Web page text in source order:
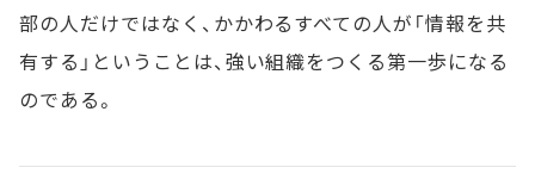
部の人だけではなく、かかわるすべての人が「情報を共
有する」ということは、強い組織をつくる第一歩になる
のである。